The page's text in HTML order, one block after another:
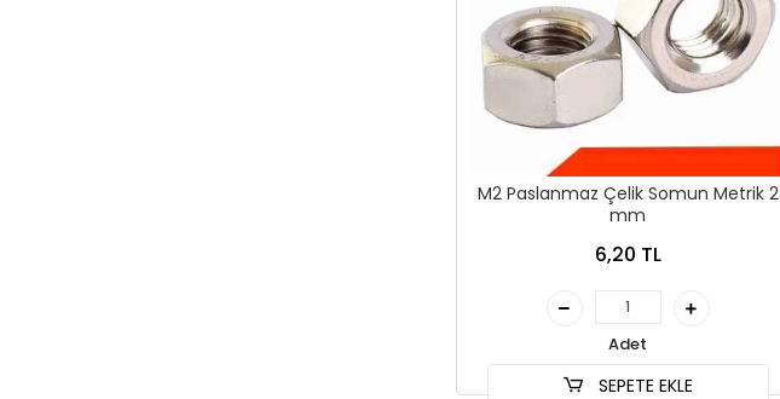
M2 Paslanmaz Çelik Somun Metrik 2
mm
6,20 TL
Adet
SEPETE EKLE